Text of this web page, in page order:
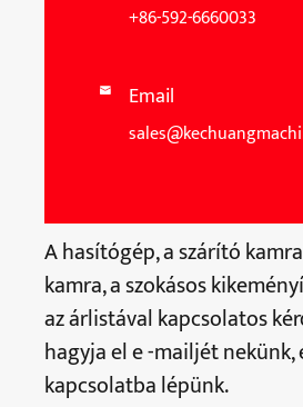
+86-592-6660033
 Email
A hasítógép, a szárító
kamra, a szokásos
az árlistával kapcsolatos
hagyja el e -mailjét nekünk,
kapcsolatba lépünk.